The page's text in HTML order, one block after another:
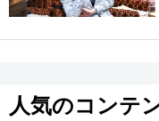
人気のコンテ